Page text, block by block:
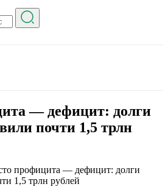
— дефицит: долги
почти 1,5 трлн
профицита — дефицит: долги
1,5 трлн рублей